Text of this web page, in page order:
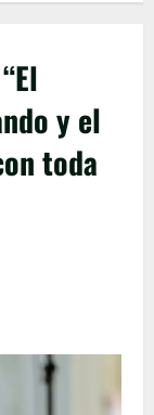
y el
toda